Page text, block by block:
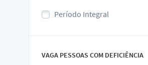
Período Integral
VAGA PESSOAS COM DEFICIÊNCIA